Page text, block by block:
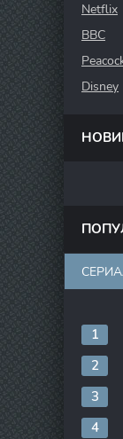
Netflix
BBC
Disney